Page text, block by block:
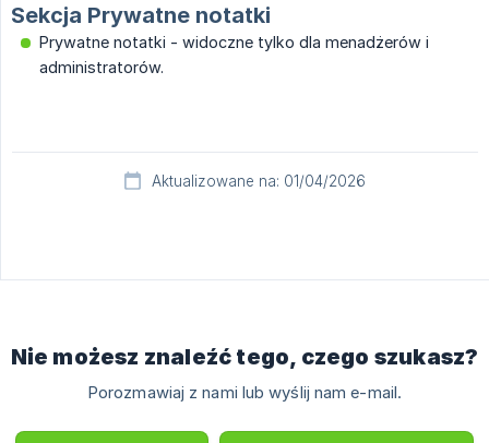
Sekcja Prywatne notatki
Prywatne notatki - widoczne tylko dla menadżerów i
administratorów.
Aktualizowane na: 01/04/2026
Nie możesz znaleźć tego, czego szukasz?
Porozmawiaj z nami lub wyślij nam e-mail.